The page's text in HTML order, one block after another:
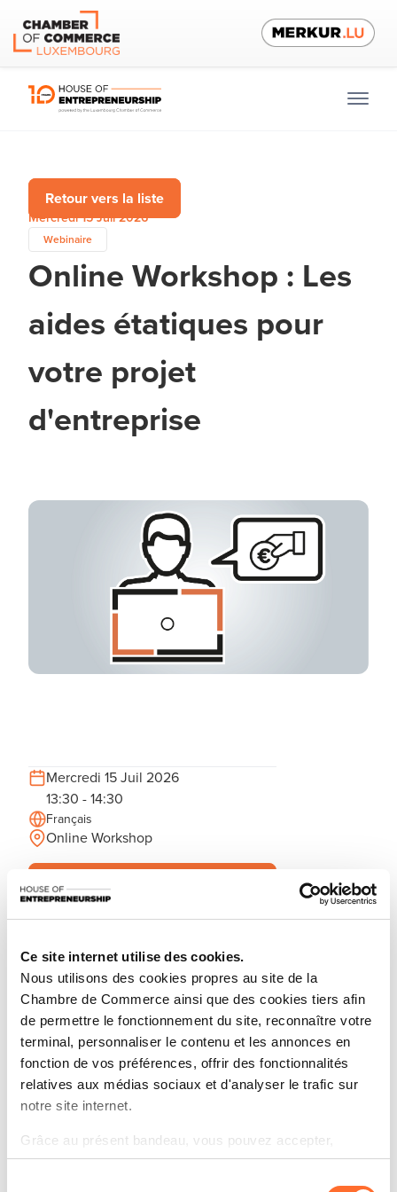
Ce site internet utilise des cookies.
Nous utilisons des cookies propres au site de la
Chambre de Commerce ainsi que des cookies tiers afin
de permettre le fonctionnement du site, reconnaître votre
terminal, personnaliser le contenu et les annonces en
fonction de vos préférences, offrir des fonctionnalités
relatives aux médias sociaux et d'analyser le trafic sur
notre site internet.
Grâce au présent bandeau, vous pouvez accepter,
refuser ou configurer les cookies selon vos préférences,
à l’exception des cookies strictement nécessaires au
Retour vers la liste
Mercredi 15 Juil 2026
Webinaire
Online Workshop : Les
aides étatiques pour
votre projet
d'entreprise
Mercredi 15 Juil 2026
13:30 - 14:30
Français
Online Workshop
Partagez cet article
d’actualités préférés.
S'inscrire à la newsletter
Découvrez les aides étatiques pour vos projets
d’entreprise !
Que vous soyez un porteur de projet ou un
entrepreneur établi, savez-vous qu’il existe une